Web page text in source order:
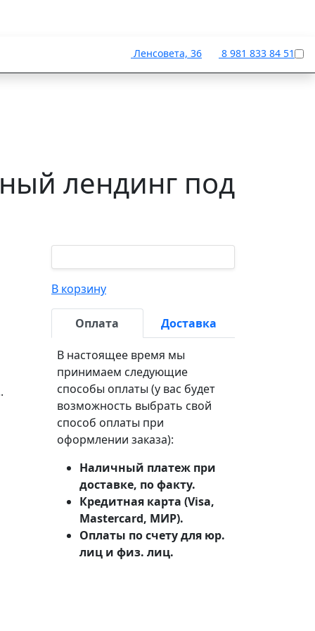
Ленсовета, 36 8 981 833 84 51
лендинг под
В корзину
Оплата Доставка
В настоящее время мы
принимаем следующие
способы оплаты (у вас будет
возможность выбрать свой
способ оплаты при
оформлении заказа):
Наличный платеж при
доставке, по факту.
Кредитная карта (Visa,
Mastercard, МИР).
Оплаты по счету для юр.
лиц и физ. лиц.